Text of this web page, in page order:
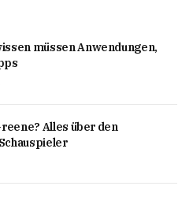
müssen Anwendungen,
Alles über den